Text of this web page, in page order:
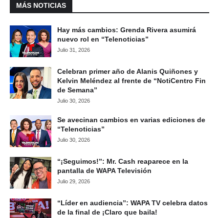
MÁS NOTICIAS
Hay más cambios: Grenda Rivera asumirá
nuevo rol en “Telenoticias”
Julio 31, 2026
Celebran primer año de Alanis Quiñones y
Kelvin Meléndez al frente de “NotiCentro Fin
de Semana”
Julio 30, 2026
Se avecinan cambios en varias ediciones de
“Telenoticias”
Julio 30, 2026
“¡Seguimos!”: Mr. Cash reaparece en la
pantalla de WAPA Televisión
Julio 29, 2026
“Líder en audiencia”: WAPA TV celebra datos
de la final de ¡Claro que baila!